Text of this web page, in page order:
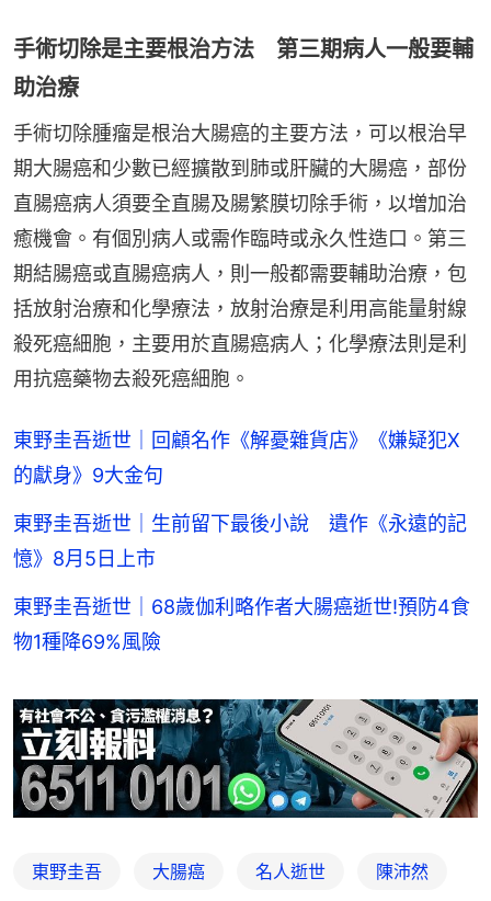
手術切除是主要根治方法 第三期病人一般要輔
助治療
手術切除腫瘤是根治大腸癌的主要方法，可以根治早
期大腸癌和少數已經擴散到肺或肝臟的大腸癌，部份
直腸癌病人須要全直腸及腸繁膜切除手術，以増加治
癒機會。有個別病人或需作臨時或永久性造口。第三
期結腸癌或直腸癌病人，則一般都需要輔助治療，包
括放射治療和化學療法，放射治療是利用高能量射線
殺死癌細胞，主要用於直腸癌病人；化學療法則是利
用抗癌藥物去殺死癌細胞。
東野圭吾逝世｜回顧名作《解憂雜貨店》《嫌疑犯X
的獻身》9大金句
東野圭吾逝世｜生前留下最後小說 遺作《永遠的記
憶》8月5日上市
東野圭吾逝世｜68歲伽利略作者大腸癌逝世!預防4食
物1種降69%風險
東野圭吾 大腸癌 名人逝世 陳沛然